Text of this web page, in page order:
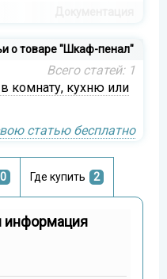
о товаре "Шкаф-пенал"
Всего статей: 1
комнату, кухню или
статью бесплатно
0 Где купить 2
информация